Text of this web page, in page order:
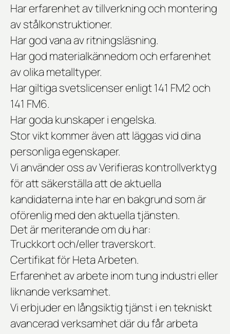
Har erfarenhet av tillverkning och montering
av stålkonstruktioner.
Har god vana av ritningsläsning.
Har god materialkännedom och erfarenhet
av olika metalltyper.
Har giltiga svetslicenser enligt141 FM2 och
141 FM6.
Har goda kunskaper i engelska.
Stor vikt kommer även att läggas vid dina
personliga egenskaper.
Vi använder oss av Verifieras kontrollverktyg
för att säkerställa att de aktuella
kandidaterna inte har en bakgrund som är
oförenlig med den aktuella tjänsten.
Det är meriterande om du har:
Truckkort och/eller traverskort.
Certifikat för Heta Arbeten.
Erfarenhet av arbete inom tung industri eller
liknande verksamhet.
Vi erbjuder en långsiktig tjänst i en tekniskt
avancerad verksamhet där du får arbeta